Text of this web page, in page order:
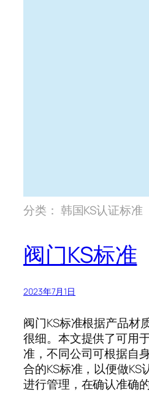
分类： 韩国KS认证标准
阀门KS标准
2023年7月1日
阀门KS标准根据产品材
很细。本文提供了可用
准，不同公司可根据自
合的KS标准，以便做KS
进行管理，在确认准确